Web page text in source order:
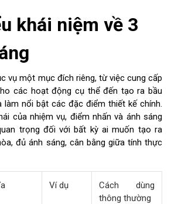
khái niệm về 3
vụ một mục đích riêng, từ việc cung cấp
các hoạt động cụ thể đến tạo ra bầu
làm nổi bật các đặc điểm thiết kế chính.
của nhiệm vụ, điểm nhấn và ánh sáng
trọng đối với bất kỳ ai muốn tạo ra
đủ ánh sáng, cân bằng giữa tính thực
Ví dụ
Cách dùng
thông thường